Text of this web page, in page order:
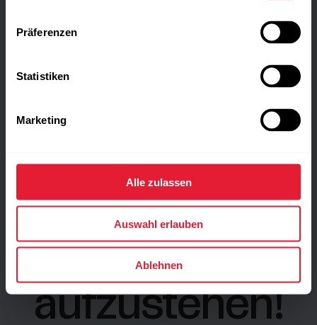
Präferenzen
Statistiken
Marketing
Alle zulassen
Auswahl erlauben
Ablehnen
Zeit,
aufzustehen!